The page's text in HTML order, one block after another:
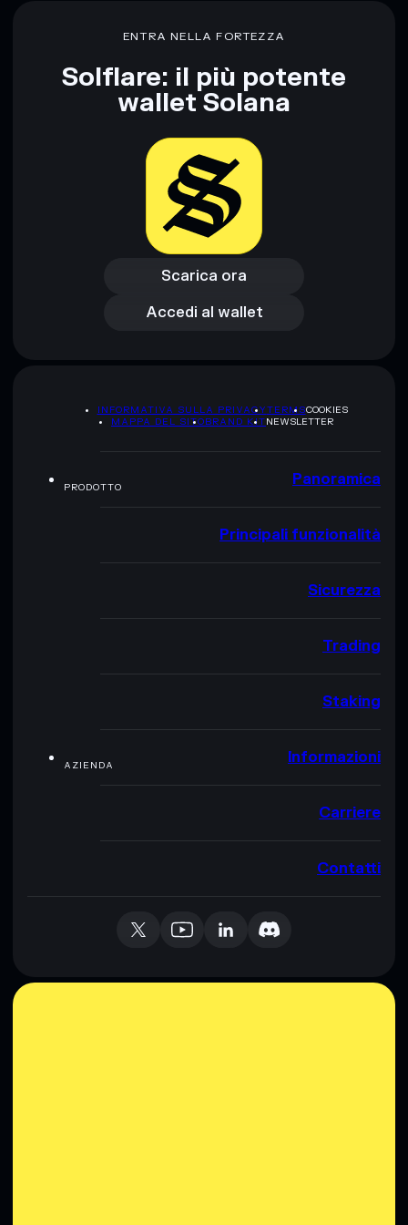
concentrazione di oltre l’80% AURABOAT
Disclaimer: Queste informazioni hanno esclusivamente scopi
Informati sempre autonomamente. Dati forniti da
ENTRA NELLA FORTEZZA
Solflare: il più potente
wallet Solana
Scarica ora
Scarica ora
Accedi al wallet
Accedi al wallet
INFORMATIVA SULLA PRIVACYTERMSCOOKIES
MAPPA DEL SITOBRAND KITNEWSLETTER
PRODOTTO Panoramica
Principali funzionalità
Sicurezza
Trading
Staking
AZIENDA Informazioni
Carriere
Contatti